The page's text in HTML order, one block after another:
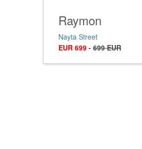
Raymon
Nayta Street
EUR 699 - 699 EUR